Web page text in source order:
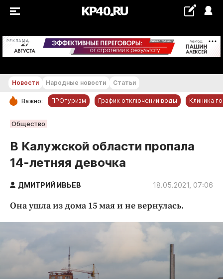
РЕКЛАМА +22...+23 °С
РУБРИКИ
Новости компаний
Статьи
Народные новости
Недвижимость и ЖКХ
Образование
Новости Народные новости Статьи
Важно: ПРОтуризм График отключений воды Клиника
Общество
В Калужской области пропала
14-летняя девочка
ДМИТРИЙ ИВЬЕВ 18.05.2021, 07:06
Она ушла из дома 15 мая и не вернулась.